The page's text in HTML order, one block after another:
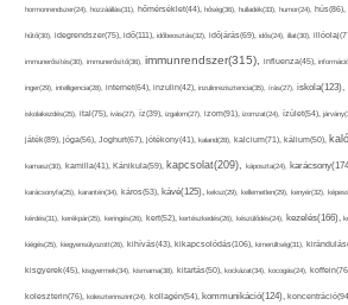
hormonrendszer(24), hozzáállás(31), hőmérséklet(44), hőség(36), hulladék(33), humor(24), hús(86),
hűtő(30), idegrendszer(75), idő(111), időbeosztás(32), időjárás(69), idős(24), illat(30),
immunerősítés(30), immunerősítő(36), immunrendszer(315), influenza(45),
inger(29), intelligencia(28), internet(64), inzulin(42), inzulinrezisztencia(35), írás(27), iskola(123),
iskolakezdés(25), ital(75), ivás(27), íz(39), izgalom(27), izom(91), izomzat(24), ízület(54),
játék(89), jóga(56), Joghurt(67), jótékony(41), kaland(28), kalcium(71), kálium(50),
kamasz(30), kamilla(41), Kánikula(59), kapcsolat(209), káposzta(24),
karácsonyfa(25), karantén(34), káros(53), kávé(125), keksz(29), kellemetlen(29), kenyér(32),
kérdés(31), kerékpár(25), keringés(26), kert(52), kertészkedés(26), készülődés(24), kezelés(166),
kiégés(25), kiegyensúlyozott(26), kihívás(43), kikapcsolódás(106), kimerültség(31),
kisgyerek(45), kisgyermek(34), kismama(38), kitartás(50), kockázat(34), kocogás(24),
koleszterin(76), koleszterinszint(24), kollagén(54), kommunikáció(124),